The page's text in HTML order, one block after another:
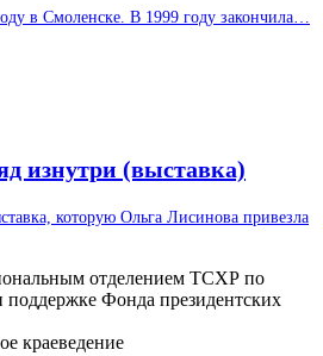
в Смо­лен­ске. В 1999 году закон­чила…
изнутри (выставка)
кото­рую Ольга Лиси­нова при­везла
отделением ТСХР по
поддержке Фонда президентских
краеведение